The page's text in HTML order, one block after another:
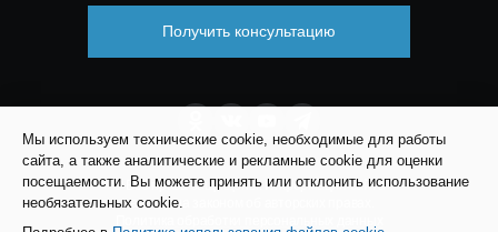
Получить консультацию
© Все права защищены. Информация сайта
защищена законом об авторских правах.
Мы используем технические cookie, необходимые для работы
сайта, а также аналитические и рекламные cookie для оценки
посещаемости. Вы можете принять или отклонить использование
необязательных cookie.